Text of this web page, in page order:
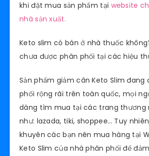
khi đặt mua sản phẩm tại website
nhà sản xuất.
Keto slim có bán ở nhà thuốc
chưa được phân phối tại các hiệu
Sản phẩm giảm cân Keto Slim đang
phối rộng rãi trên toàn quốc, mọi
dàng tìm mua tại các trang thương
như: lazada, tiki, shoppee… Tuy
khuyên các bạn nên mua hàng tại
Keto Slim của nhà phân phối để